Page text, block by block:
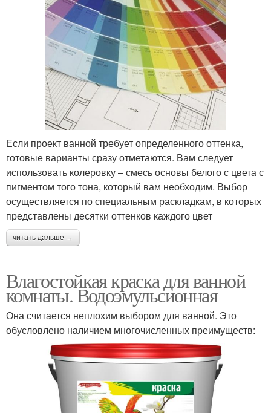
Если проект ванной требует определенного оттенка,
готовые варианты сразу отметаются. Вам следует
использовать колеровку – смесь основы белого с цвета с
пигментом того тона, который вам необходим. Выбор
осуществляется по специальным раскладкам, в которых
представлены десятки оттенков каждого цвет
читать дальше →
Влагостойкая краска для ванной
комнаты. Водоэмульсионная
Она считается неплохим выбором для ванной. Это
обусловлено наличием многочисленных преимуществ: